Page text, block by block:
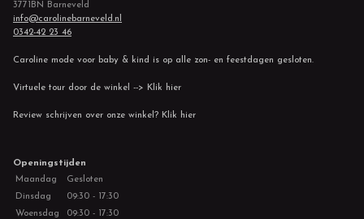
3771BN Barneveld
info@carolinebarneveld.nl
0342-42 23 46
Caroline mode voor baby & kind is op alle zon- en feestdagen gesloten.
Virtuele tour door de winkel --> Klik hier
Review schrijven over onze winkel? Klik hier
Openingstijden
Maandag
Gesloten
Dinsdag
09:30 - 17:30
Woensdag
09:30 - 17:30